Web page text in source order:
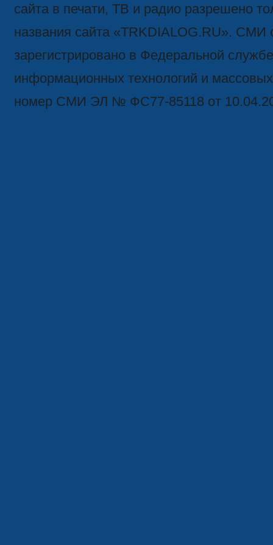
сайта в печати, ТВ и радио разрешено
названия сайта «TRKDIALOG.RU». СМИ
зарегистрировано в Федеральной
информационных технологий и
номер СМИ ЭЛ № ФС77-85118 от